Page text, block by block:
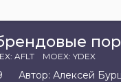
AFLT MOEX: YDEX
Автор: Алексей